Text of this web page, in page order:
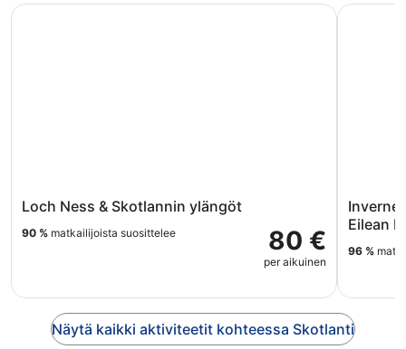
Loch Ness & Skotlannin ylängöt
80 €
per aikuinen
90 % matkailijoista suosittelee
Loch Ness & Skotlannin ylängöt
Eilean
96 %
Näytä kaikki aktiviteetit kohteessa Skotlanti